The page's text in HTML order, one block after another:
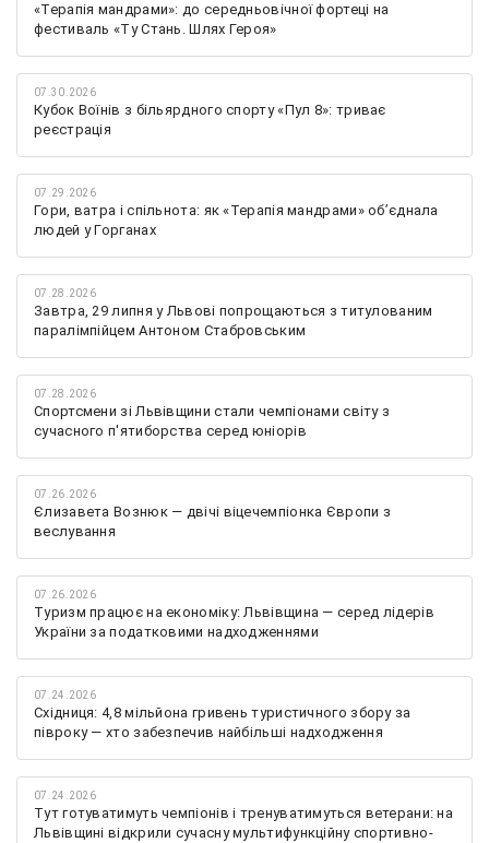
«Терапія мандрами»: до середньовічної фортеці на
фестиваль «Ту Стань. Шлях Героя»
07.30.2026
Кубок Воїнів з більярдного спорту «Пул 8»: триває
реєстрація
07.29.2026
Гори, ватра і спільнота: як «Терапія мандрами» об’єднала
людей у Горганах
07.28.2026
Завтра, 29 липня у Львові попрощаються з титулованим
паралімпійцем Антоном Стабровським
07.28.2026
Спортсмени зі Львівщини стали чемпіонами світу з
сучасного п'ятиборства серед юніорів
07.26.2026
Єлизавета Вознюк — двічі віцечемпіонка Європи з
веслування
07.26.2026
Туризм працює на економіку: Львівщина — серед лідерів
України за податковими надходженнями
07.24.2026
Східниця: 4,8 мільйона гривень туристичного збору за
півроку — хто забезпечив найбільші надходження
07.24.2026
Тут готуватимуть чемпіонів і тренуватимуться ветерани: на
Львівщині відкрили сучасну мультифункційну спортивно-